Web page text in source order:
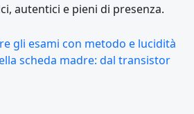
autentici e pieni di presenza.
gli esami con metodo e lucidità
scheda madre: dal transistor